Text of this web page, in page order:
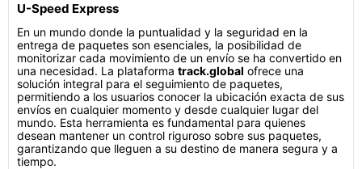
U-Speed Express
En un mundo donde la puntualidad y la seguridad en la
entrega de paquetes son esenciales, la posibilidad de
monitorizar cada movimiento de un envío se ha convertido en
una necesidad. La plataforma track.global ofrece una
solución integral para el seguimiento de paquetes,
permitiendo a los usuarios conocer la ubicación exacta de sus
envíos en cualquier momento y desde cualquier lugar del
mundo. Esta herramienta es fundamental para quienes
desean mantener un control riguroso sobre sus paquetes,
garantizando que lleguen a su destino de manera segura y a
tiempo.